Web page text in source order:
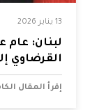
13 يناير 2026
لبنان: عام
القرضاوي
إقرأ المقال